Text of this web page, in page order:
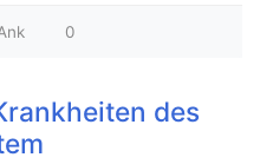
0
des